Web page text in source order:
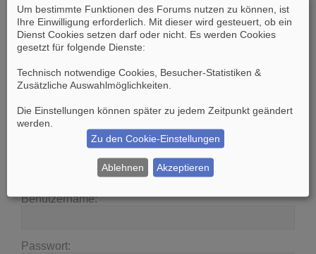
Sind Sie sich sicher, dass Sie alle Cookies des
Boards löschen möchten?
SucheErweiterte Suche
Benutzername:
Passwort:
Um bestimmte Funktionen des Forums nutzen zu können, ist
Ihre Einwilligung erforderlich. Mit dieser wird gesteuert, ob ein
Dienst Cookies setzen darf oder nicht. Es werden Cookies
gesetzt für folgende Dienste:
Technisch notwendige Cookies, Besucher-Statistiken &
Zusätzliche Auswahlmöglichkeiten
Die Einstellungen können später zu jedem Zeitpunkt geändert
werden.
Zu den Cookie-Einstellungen
Ablehnen Akzeptieren